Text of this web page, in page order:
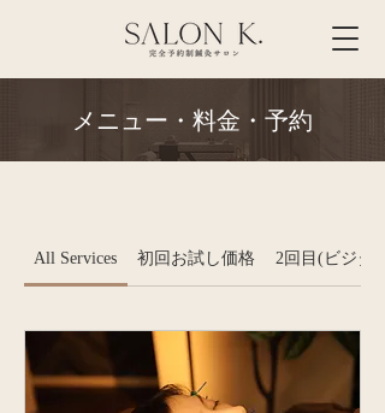
メニュー・料金・予約
All Services 初回お試し価格 2回目(ビジタ